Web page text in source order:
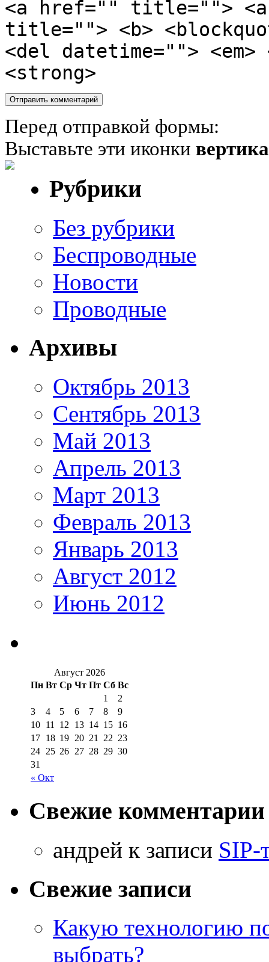
<a href="" title="">
title=""> <b>
<del datetime="">
<strong>
Перед отправкой формы:
Выставьте эти иконки
Рубрики
Без рубрики
Беспроводные
Новости
Проводные
Архивы
Октябрь 2013
Сентябрь 2013
Май 2013
Апрель 2013
Март 2013
Февраль 2013
Январь 2013
Август 2012
Июнь 2012
Август 2026
Пн Вт Ср Чт Пт Сб Вс
« Окт
1
2
3
4 5 6 7 8
9
10 11 12 13 14 15 16
17 18 19 20 21 22 23
24 25 26 27 28 29 30
31
Свежие комментарии
aндрей к записи SIP-
Свежие записи
Какую технологию
выбрать?